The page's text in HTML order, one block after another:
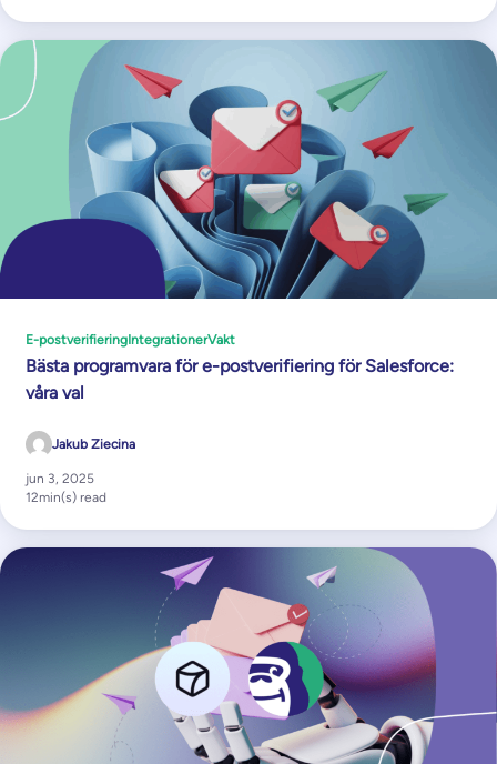
E-postverifieringIntegrationerVakt
Bästa programvara för e-postverifiering för Salesforce:
våra val
Jakub Ziecina
jun 3, 2025
12min(s) read